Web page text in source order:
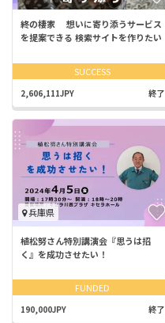
終の棲家 想いに寄り添うサービス
を提案できる 検索サイトを作りたい
SUCCESS
2,606,111JPY 終了
兵庫県
植松努さん特別講演会『思うは招
く』を成功させたい！
FUNDED
190,000JPY 終了